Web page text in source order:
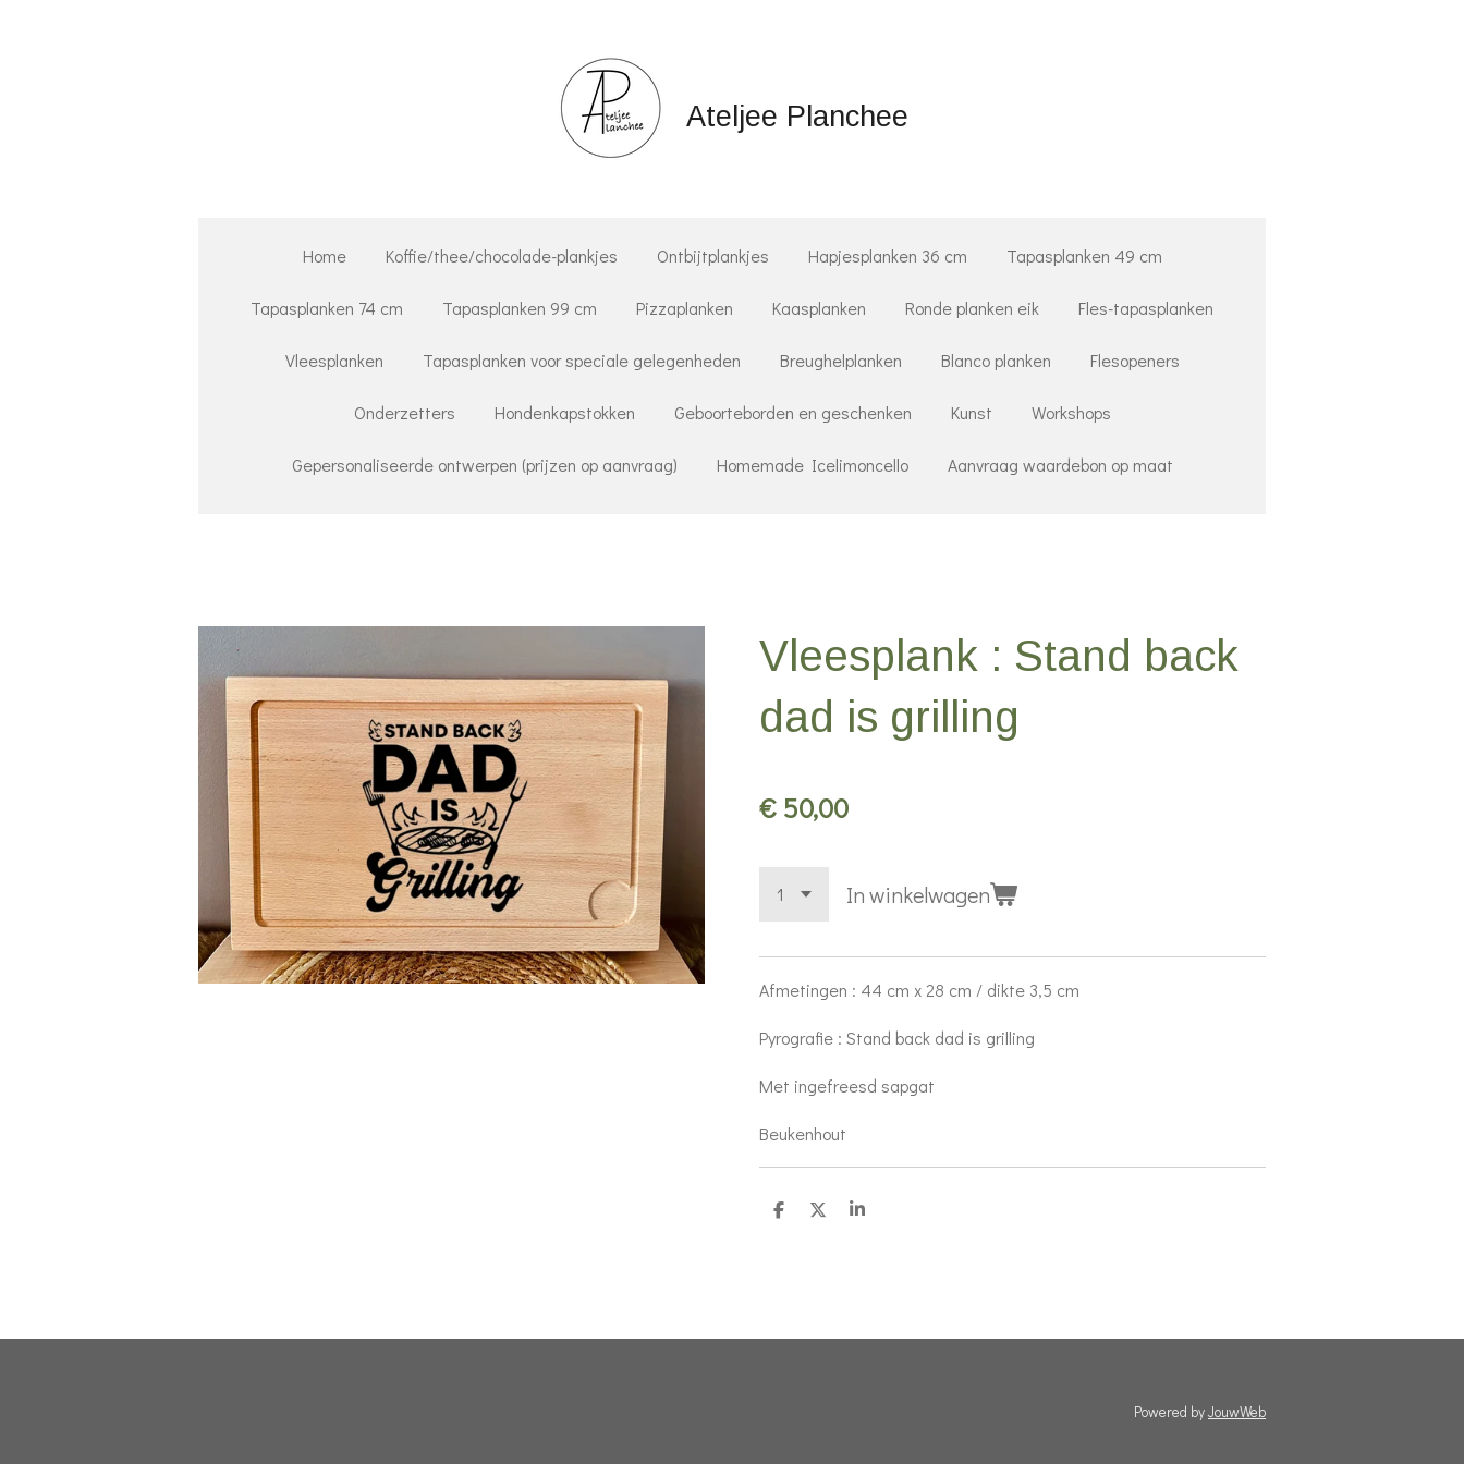
Ateljee Planchee
Home Koffie/thee/chocolade-plankjes Ontbijtplankjes Hapjesplanken 36 cm Tapasplanken 49 cm
Tapasplanken 74 cm Tapasplanken 99 cm Pizzaplanken Kaasplanken Ronde planken eik Fles-tapasplanken
Vleesplanken Tapasplanken voor speciale gelegenheden Breughelplanken Blanco planken Flesopeners
Onderzetters Hondenkapstokken Geboorteborden en geschenken Kunst Workshops
Gepersonaliseerde ontwerpen (prijzen op aanvraag) Homemade Icelimoncello Aanvraag waardebon op maat
Vleesplank : Stand back
dad is grilling
€ 50,00
In winkelwagen
Afmetingen : 44 cm x 28 cm / dikte 3,5 cm
Pyrografie : Stand back dad is grilling
Met ingefreesd sapgat
Beukenhout
D
D
S
Powered byJouwWeb